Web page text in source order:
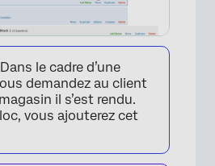
×
Dans le cadre d’une
demandez au client
il s’est rendu.
vous ajouterez cet